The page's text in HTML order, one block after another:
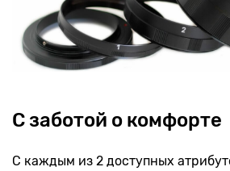
С заботой о комфорте
С каждым из 2 доступных